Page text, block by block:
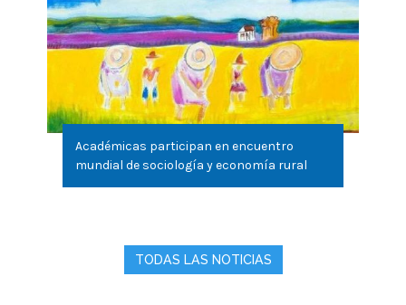
Académicas participan en encuentro
mundial de sociología y economía rural
TODAS LAS NOTICIAS